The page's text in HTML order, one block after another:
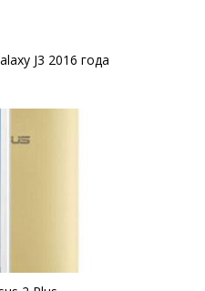
J3 2016 года